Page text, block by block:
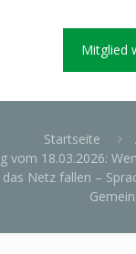
Mitglied
Startseite
vom 18.03.2026:
das Netz fallen –